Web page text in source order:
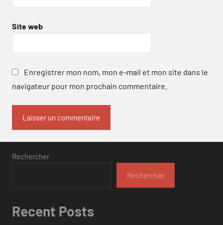
Site web
Enregistrer mon nom, mon e-mail et mon site dans le
navigateur pour mon prochain commentaire.
Rechercher
Rechercher
Recent Posts